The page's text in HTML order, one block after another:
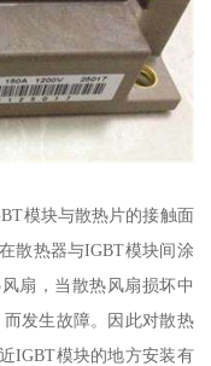
模块与散热片的接触面
散热器与IGBT模块间涂
扇，当散热风扇损坏中
发生故障。因此对散热
IGBT模块的地方安装有